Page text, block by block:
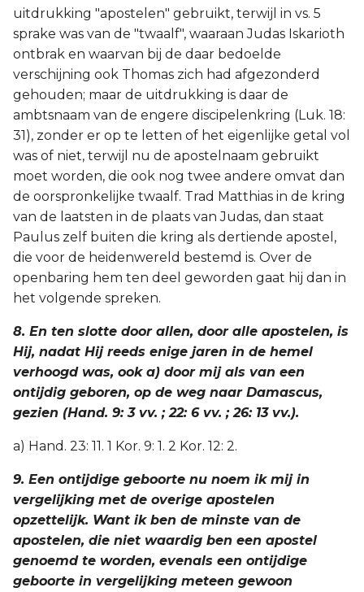
uitdrukking "apostelen" gebruikt, terwijl in vs. 5
sprake was van de "twaalf", waaraan Judas Iskarioth
ontbrak en waarvan bij de daar bedoelde
verschijning ook Thomas zich had afgezonderd
gehouden; maar de uitdrukking is daar de
ambtsnaam van de engere discipelenkring (Luk. 18:
31), zonder er op te letten of het eigenlijke getal vol
was of niet, terwijl nu de apostelnaam gebruikt
moet worden, die ook nog twee andere omvat dan
de oorspronkelijke twaalf. Trad Matthias in de kring
van de laatsten in de plaats van Judas, dan staat
Paulus zelf buiten die kring als dertiende apostel,
die voor de heidenwereld bestemd is. Over de
openbaring hem ten deel geworden gaat hij dan in
het volgende spreken.
8. En ten slotte door allen, door alle apostelen, is
Hij, nadat Hij reeds enige jaren in de hemel
verhoogd was, ook a) door mij als van een
ontijdig geboren, op de weg naar Damascus,
gezien (Hand. 9: 3 vv. ; 22: 6 vv. ; 26: 13 vv.).
a) Hand. 23: 11. 1 Kor. 9: 1. 2 Kor. 12: 2.
9. Een ontijdige geboorte nu noem ik mij in
vergelijking met de overige apostelen
opzettelijk. Want ik ben de minste van de
apostelen, die niet waardig ben een apostel
genoemd te worden, evenals een ontijdige
geboorte in vergelijking meteen gewoon